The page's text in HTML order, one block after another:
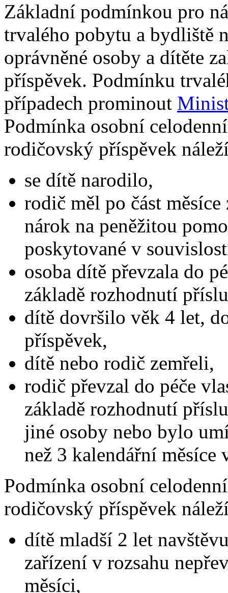
Základní podmínkou pro
trvalého pobytu a bydliště
oprávněné osoby a dítěte
příspěvek. Podmínku
případech prominout
Podmínka osobní
rodičovský příspěvek
se dítě narodilo,
rodič měl po část
nárok na peněžitou
poskytované v
osoba dítě převzala do
základě rozhodnutí
dítě dovršilo věk 4 let,
příspěvek,
dítě nebo rodič zemřeli,
rodič převzal do péče
základě rozhodnutí
jiné osoby nebo bylo
než 3 kalendářní
Podmínka osobní
rodičovský příspěvek
dítě mladší 2 let
zařízení v rozsahu
měsíci,